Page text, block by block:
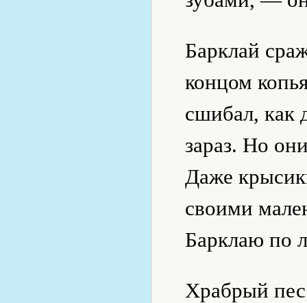
Барклай
концом
сшибал, как
зараз. Но
Даже
своими
Барклаю по
Храбрый пес